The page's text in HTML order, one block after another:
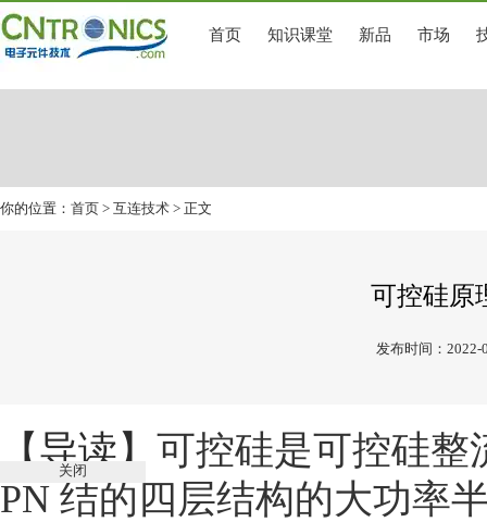
首页 知识课堂 新品 市场
你的位置： 首页 > 互连技术 > 正文
可控硅原
发布时间：2022-
【导读】 可控硅是可控硅整
PN 结的四层结构的大功率
关闭